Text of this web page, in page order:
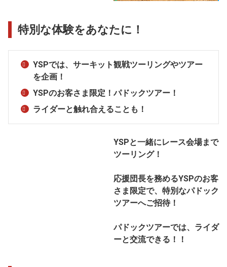
特別な体験をあなたに！
YSPでは、サーキット観戦ツーリングやツアー
を企画！
YSPのお客さま限定！パドックツアー！
ライダーと触れ合えることも！
YSPと一緒にレース会場まで
ツーリング！
応援団長を務めるYSPのお客
さま限定で、特別なパドック
ツアーへご招待！
パドックツアーでは、ライダ
ーと交流できる！
！